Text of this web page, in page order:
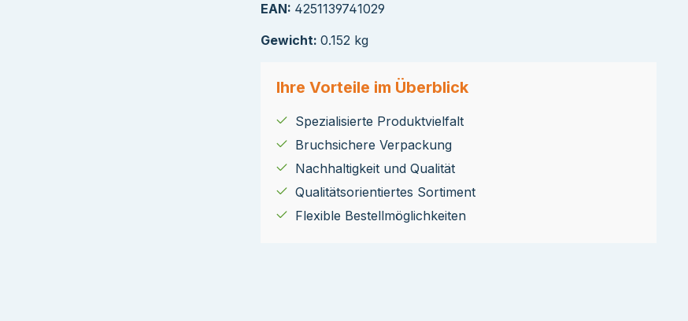
EAN: 4251139741029
Gewicht: 0.152 kg
Ihre Vorteile im Überblick
Spezialisierte Produktvielfalt
Bruchsichere Verpackung
Nachhaltigkeit und Qualität
Qualitätsorientiertes Sortiment
Flexible Bestellmöglichkeiten